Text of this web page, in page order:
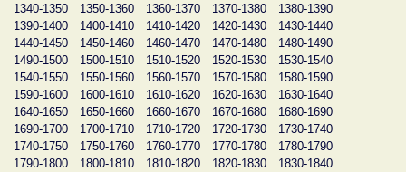
1340-1350
1350-1360 1360-1370 1370-1380
1380-1390
1390-1400
1400-1410 1410-1420 1420-1430
1430-1440
1440-1450
1450-1460 1460-1470 1470-1480
1480-1490
1490-1500
1500-1510 1510-1520 1520-1530
1530-1540
1540-1550
1550-1560 1560-1570 1570-1580
1580-1590
1590-1600
1600-1610 1610-1620 1620-1630
1630-1640
1640-1650
1650-1660 1660-1670 1670-1680
1680-1690
1690-1700
1700-1710 1710-1720 1720-1730
1730-1740
1740-1750
1750-1760 1760-1770 1770-1780
1780-1790
1790-1800
1800-1810 1810-1820 1820-1830
1830-1840